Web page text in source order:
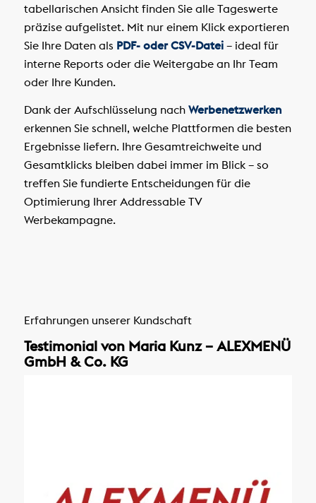
tabellarischen Ansicht finden Sie alle Tageswerte
präzise aufgelistet. Mit nur einem Klick exportieren
Sie Ihre Daten als PDF- oder CSV-Datei– ideal für
interne Reports oder die Weitergabe an Ihr Team
oder Ihre Kunden.
Dank der Aufschlüsselung nach Werbenetzwerken
erkennen Sie schnell, welche Plattformen die besten
Ergebnisse liefern. Ihre Gesamtreichweite und
Gesamtklicks bleiben dabei immer im Blick – so
treffen Sie fundierte Entscheidungen für die
Optimierung Ihrer Addressable TV
Werbekampagne.
Erfahrungen unserer Kundschaft
Testimonial von Maria Kunz – ALEXMENÜ
GmbH & Co. KG